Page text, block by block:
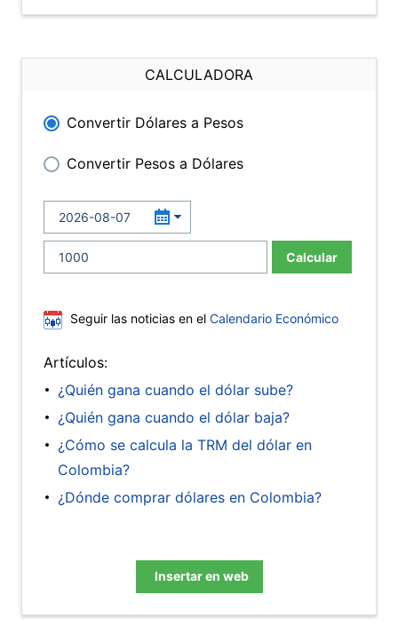
CALCULADORA
Convertir Dólares a Pesos
Convertir Pesos a Dólares
Calcular
Seguir las noticias en el Calendario Económico
Artículos:
¿Quién gana cuando el dólar sube?
¿Quién gana cuando el dólar baja?
¿Cómo se calcula la TRM del dólar en
Colombia?
¿Dónde comprar dólares en Colombia?
Insertar en web